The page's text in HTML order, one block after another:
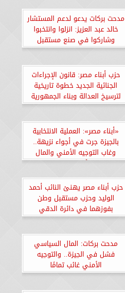
مدحت بركات يدعو لدعم المستشار
خالد عبد العزيز: انزلوا وانتخبوا
وشاركوا في صنع مستقبل
الدائرة
حزب أبناء مصر: قانون الإجراءات
الجنائية الجديد خطوة تاريخية
لترسيخ العدالة وبناء الجمهورية
الجديدة
«أبناء مصر»: العملية الانتخابية
بالجيزة جرت في أجواء نزيهة..
وغاب التوجيه الأمني والمال
السياسي أمام وعي الناخبين
حزب أبناء مصر يهنئ النائب أحمد
الوليد وحزب مستقبل وطن
بفوزهما في دائرة الدقي
والعجوزة والجيزة
مدحت بركات: المال السياسي
فشل في الجيزة.. والتوجيه
الأمني غائب تمامًا